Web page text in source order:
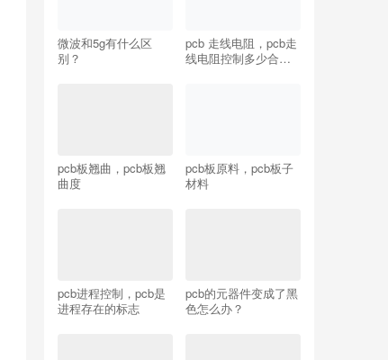
微波和5g有什么区
别？
pcb 走线电阻，pcb走
线电阻控制多少合适
pcb板翘曲，pcb板翘
曲度
pcb板原料，pcb板子
材料
pcb进程控制，pcb是
进程存在的标志
pcb的元器件变成了黑
色怎么办？